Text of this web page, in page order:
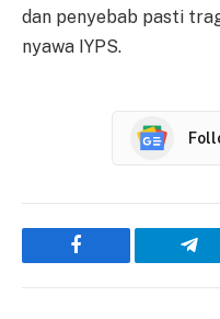
dan penyebab pasti
nyawa IYPS.
Facebook